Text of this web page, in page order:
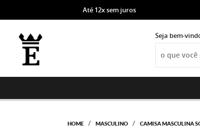
Até 12x sem juros
Seja bem-
HOME MASCULINO CAMISA MASCULINA